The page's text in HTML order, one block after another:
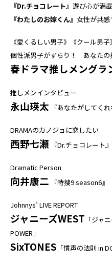
『Dr.チョコレート』 遊び心が満
『わたしのお嫁くん』 女性が共
《愛くるしい男子》《クール男子
個性派男子がずらり！ あなたの
春ドラマ推しメングラ
推しメンインタビュー
永山瑛太 『あなたがしてくれ
DRAMAのカノジョに恋したい
西野七瀬 『Dr.チョコレート』
Dramatic Person
向井康二 『特捜9 season6』
Johnnys’ LIVE REPORT
ジャニーズWEST 「ジャ
POWER」
SixTONES 「慣声の法則 in